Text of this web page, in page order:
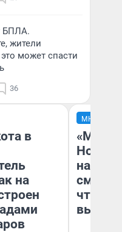
БПЛА.
жители
может спасти
36
в
на
МНЕНИЕ
«Мы
чтобы